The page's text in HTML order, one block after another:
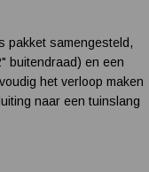
pakket samengesteld,
buitendraad) en een
het verloop maken
naar een tuinslang